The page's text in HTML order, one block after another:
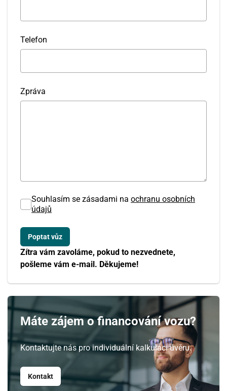
Telefon
Zpráva
Souhlasím se zásadami na ochranu osobních
údajů
Zítra vám zavoláme, pokud to nezvednete,
pošleme vám e-mail. Děkujeme!
Máte zájem o financování vozu?
Kontaktujte nás pro individuální kalkulaci úvěru.
Kontakt
PO ÚT ST ČT SO NE